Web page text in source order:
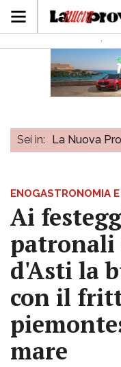
Sei in: La Nuova
ENOGASTRONOMIA
Ai
d'Asti la
con il
mare